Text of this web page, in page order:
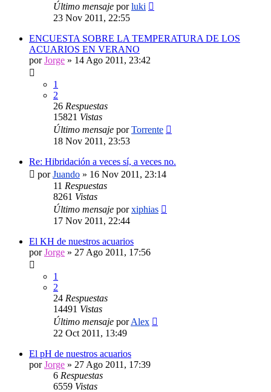
Último mensaje porluki
23 Nov 2011, 22:55
ENCUESTA SOBRE LA TEMPERATURA DE LOS
ACUARIOS EN VERANO
porJorge » 14 Ago 2011, 23:42
1
2
26 Respuestas
15821 Vistas
Último mensaje porTorrente
18 Nov 2011, 23:53
Re: Hibridación a veces sí, a veces no.
porJuando » 16 Nov 2011, 23:14
11 Respuestas
8261 Vistas
Último mensaje porxiphias
17 Nov 2011, 22:44
El KH de nuestros acuarios
porJorge » 27 Ago 2011, 17:56
1
2
24 Respuestas
14491 Vistas
Último mensaje porAlex
22 Oct 2011, 13:49
El pH de nuestros acuarios
porJorge » 27 Ago 2011, 17:39
6 Respuestas
6559 Vistas